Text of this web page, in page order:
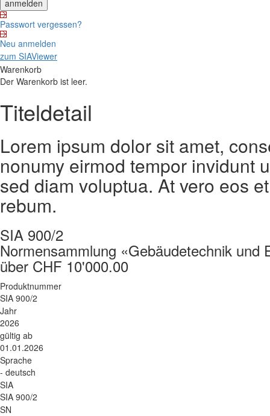
Passwort vergessen?
Neu anmelden
zum SIAViewer
Warenkorb
Der Warenkorb ist leer.
Titeldetail
Lorem ipsum dolor sit amet,
nonumy eirmod tempor invidunt
sed diam voluptua. At vero eos
rebum.
SIA 900/2
Normensammlung «Gebäudetechnik
über CHF 10'000.00
Produktnummer
SIA 900/2
Jahr
2026
gültig ab
01.01.2026
Sprache
- deutsch
SIA
SIA 900/2
SN